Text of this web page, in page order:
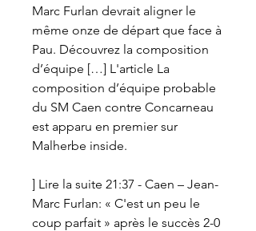
Marc Furlan devrait aligner le
même onze de départ que face à
Pau. Découvrez la composition
d’équipe […] L'article La
composition d’équipe probable
du SM Caen contre Concarneau
est apparu en premier sur
Malherbe inside.
] Lire la suite 21:37 - Caen – Jean-
Marc Furlan: « C'est un peu le
coup parfait » après le succès 2-0